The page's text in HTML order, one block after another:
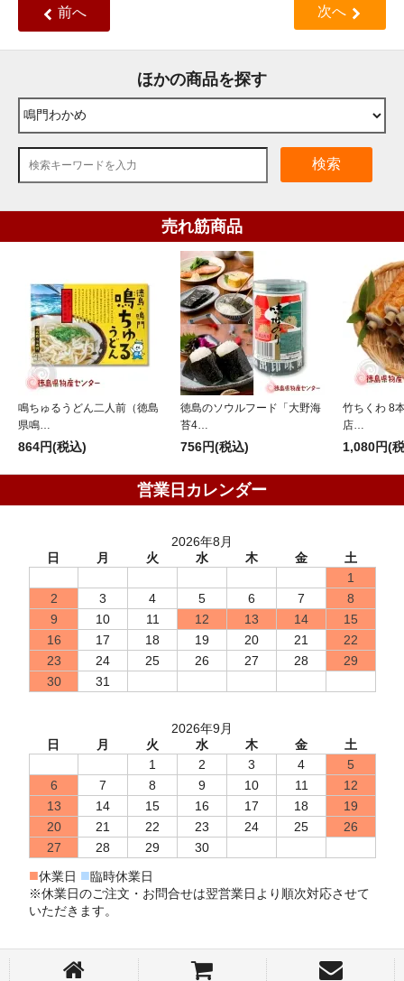
前へ 次へ
ほかの商品を探す
検索
売れ筋商品
鳴ちゅるうどん二人前（徳島
県鳴…
864円(税込)
徳島のソウルフード「大野海
苔4…
756円(税込)
竹ちくわ 8
店…
1,080円(
営業日カレンダー
2026年8月
日
月 火 水 木 金
土
1
2
3 4 5 6 7
8
9
10 11 12 13 14
15
16
17 18 19 20 21
22
23
24 25 26 27 28
29
30
31
2026年9月
日
月 火 水 木 金
土
1
2 3 4
5
6
7 8 9 10 11
12
13
14 15 16 17 18
19
20
21 22 23 24 25
26
27
28 29 30
■休業日 ■臨時休業日
※休業日のご注文・お問合せは翌営業日より順次対応させて
いただきます。